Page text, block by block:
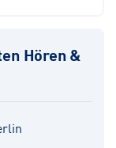
Hören &